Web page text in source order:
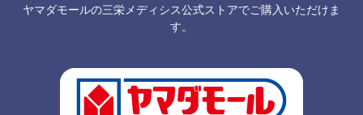
ヤマダモールの三栄メディシス公式ストアでご購入いただけま
す。